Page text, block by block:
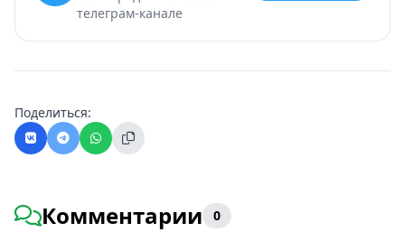
телеграм-канале
Поделиться:
Комментарии 0